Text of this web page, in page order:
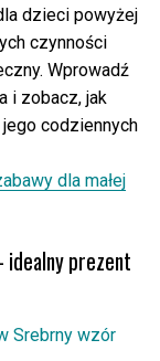
dzieci powyżej
czynności
Wprowadź
i zobacz, jak
codziennych
dla małej
idealny prezent